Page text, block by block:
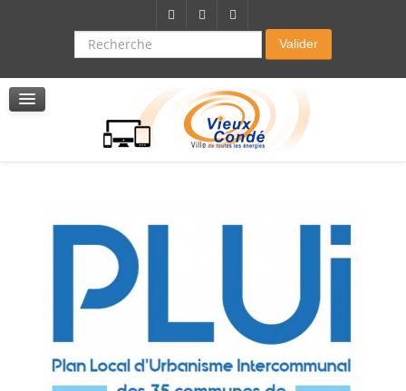
Recherche Valider
La résidence autonomie
Service de soins infirmers à domicile
Service d'aide à domicile
Pole multi services accompagnement seniors